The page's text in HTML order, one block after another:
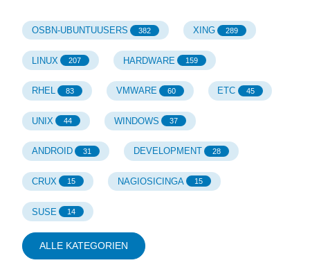
OSBN-UBUNTUUSERS 382 XING 289
LINUX 207 HARDWARE 159
RHEL 83 VMWARE 60 ETC 45
UNIX 44 WINDOWS 37
ANDROID 31 DEVELOPMENT 28
CRUX 15 NAGIOSICINGA 15
SUSE 14
ALLE KATEGORIEN